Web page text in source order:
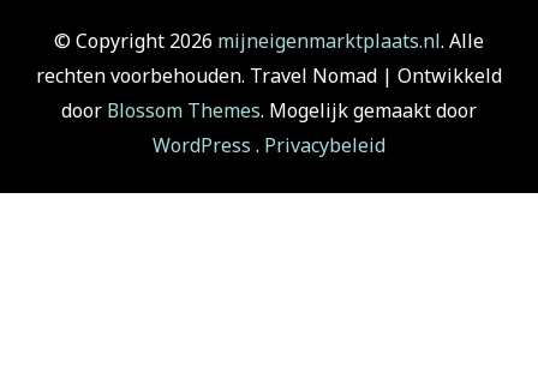
© Copyright 2026 mijneigenmarktplaats.nl. Alle
rechten voorbehouden. Travel Nomad | Ontwikkeld
door Blossom Themes. Mogelijk gemaakt door
WordPress . Privacybeleid